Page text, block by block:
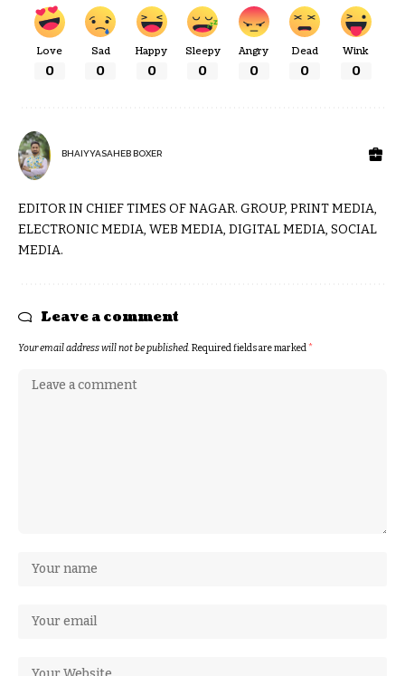
Love
0
Sad
0
Happy
0
Sleepy
0
Angry
0
Dead
0
Wink
0
BHAIYYASAHEB BOXER
EDITOR IN CHIEF TIMES OF NAGAR. GROUP, PRINT MEDIA,
ELECTRONIC MEDIA, WEB MEDIA, DIGITAL MEDIA, SOCIAL
MEDIA.
Leave a comment
Your email address will not be published.Required fields are marked*